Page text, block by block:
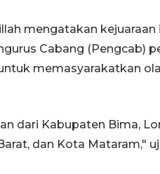
mengatakan
Cabang (Pengcab)
memasyarakatkan
dari Kabupaten Bima,
dan Kota Mataram,"